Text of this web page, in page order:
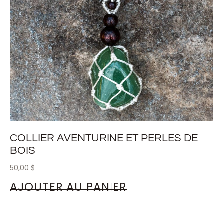
COLLIER AVENTURINE ET PERLES DE
BOIS
50,00 $
AJOUTER AU PANIER